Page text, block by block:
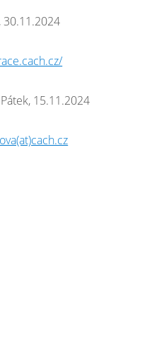
30.11.2024
Pátek, 15.11.2024